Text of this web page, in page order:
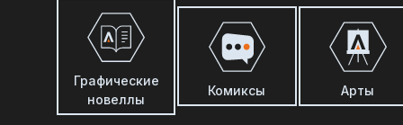
Графические
новеллы
Комиксы Арты